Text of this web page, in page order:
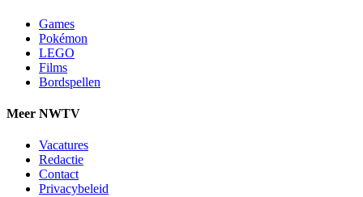
Games
Pokémon
LEGO
Films
Bordspellen
Meer NWTV
Vacatures
Redactie
Contact
Privacybeleid